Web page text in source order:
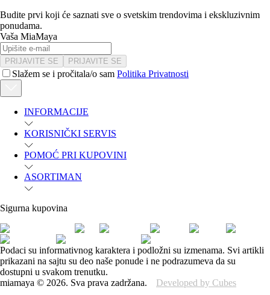
Budite prvi koji će saznati sve o svetskim trendovima i ekskluzivnim
ponudama.
Vaša MiaMaya
PRIJAVITE SE PRIJAVITE SE
Slažem se i pročitala/o sam Politika Privatnosti
INFORMACIJE
KORISNIČKI SERVIS
POMOĆ PRI KUPOVINI
ASORTIMAN
Sigurna kupovina
Podaci su informativnog karaktera i podložni su izmenama. Svi artikli
prikazani na sajtu su deo naše ponude i ne podrazumeva da su
dostupni u svakom trenutku.
miamaya © 2026. Sva prava zadržana. Developed by Cubes